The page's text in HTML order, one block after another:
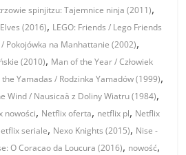
spinjitzu: Tajemnice ninja (2011),
(2016), LEGO: Friends / Lego Friends
Pokojówka na Manhattanie (2002),
(2010), Man of the Year / Człowiek
Yamadas / Rodzinka Yamadów (1999),
Wind / Nausicaä z Doliny Wiatru (1984),
nowości, Netflix oferta, netflix pl, Netflix
seriale, Nexo Knights (2015), Nise -
O Coracao da Loucura (2016), nowość,